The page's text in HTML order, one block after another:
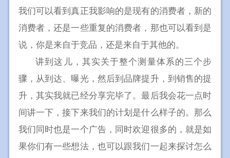
我们可以看到真正我影响的是现有的消费者，新的
消费者，还是一些重复的消费者，那也可以看到是
说，你是来自于竞品，还是来自于其他的。
讲到这儿，其实关于整个测量体系的三个步
骤，从到达、曝光，然后到品牌提升，到销售的提
升，其实我就已经分享完毕了。最后我会花一点时
间讲一下，接下来我们的计划是什么样子的。那么
我们同时也是一个广告，同时欢迎很多的，就是如
果你们有一些想法，也可以跟我们一起来探讨怎么